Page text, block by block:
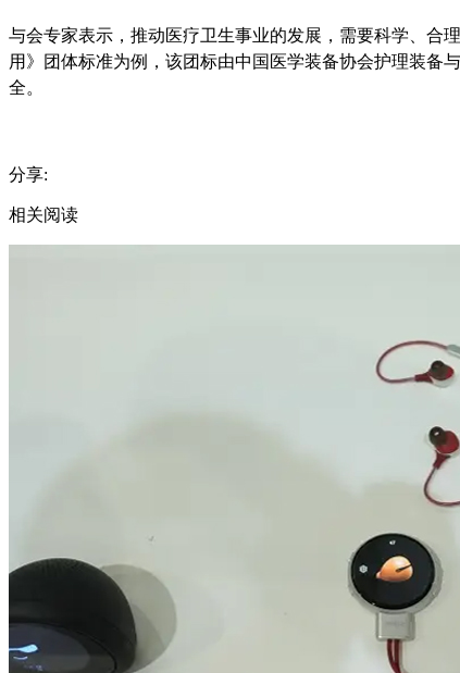
与会专家表示，推动医疗卫生事业的发展，需要科学、合
用》团体标准为例，该团标由中国医学装备协会护理装备
全。
分享:
相关阅读